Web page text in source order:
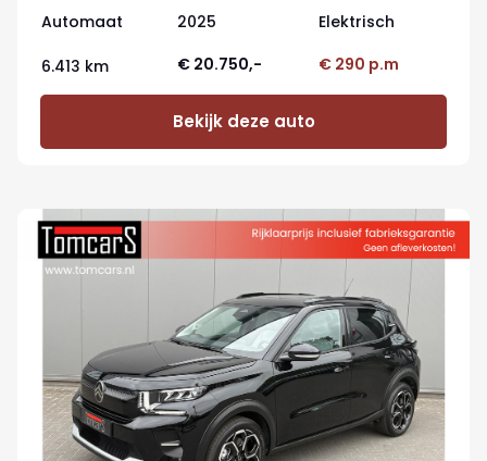
Automaat 2025 Elektrisch
6.413 km € 20.750,- € 290 p.m
Bekijk deze auto